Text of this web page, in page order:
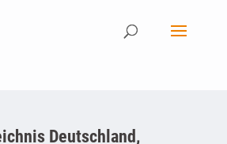
Deutschland,